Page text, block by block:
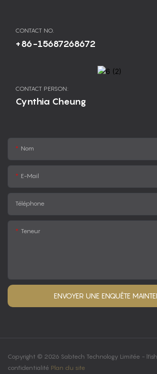
CONTACT NO.
+86-15687268672
CONTACT PERSON:
Cynthia Cheung
Nom
E-Mail
Téléphone
Teneur
ENVOYER UNE ENQUÊTE
Copyright © 2026 Sabtech Technology Limitée -
confidentialité Plan du site